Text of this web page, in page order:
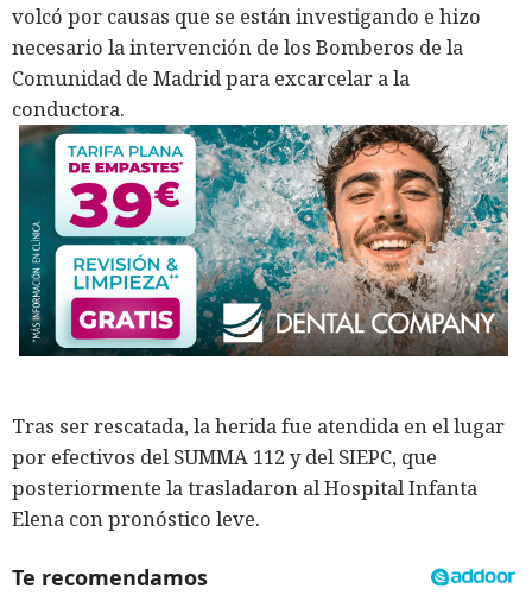
volcó por causas que se están investigando e hizo
necesario la intervención de los Bomberos de la
Comunidad de Madrid para excarcelar a la
conductora.
Tras ser rescatada, la herida fue atendida en el lugar
por efectivos del SUMMA 112 y del SIEPC, que
posteriormente la trasladaron al Hospital Infanta
Elena con pronóstico leve.